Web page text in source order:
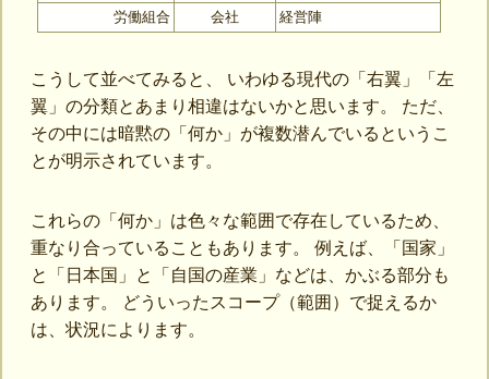
労働組合 会社 経営陣
こうして並べてみると、 いわゆる現代の「右翼」「左
翼」の分類とあまり相違はないかと思います。 ただ、
その中には暗黙の「何か」が複数潜んでいるというこ
とが明示されています。
これらの「何か」は色々な範囲で存在しているため、
重なり合っていることもあります。 例えば、「国家」
と「日本国」と「自国の産業」などは、かぶる部分も
あります。 どういったスコープ（範囲）で捉えるか
は、状況によります。